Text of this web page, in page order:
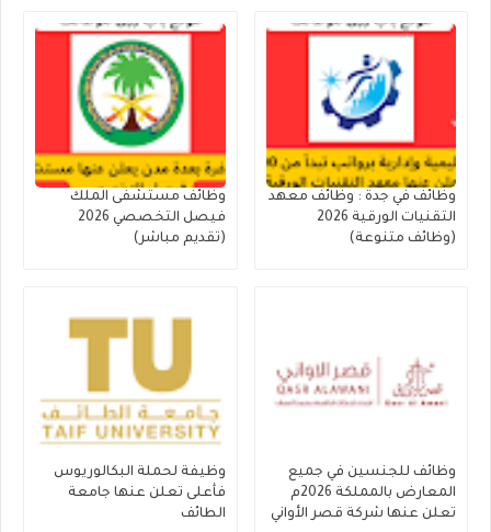
وظائف في جدة : وظائف معهد
التقنيات الورقية 2026
(وظائف متنوعة)
وظائف مستشفى الملك
فيصل التخصصي 2026
(تقديم مباشر)
وظائف للجنسين في جميع
المعارض بالمملكة 2026م
تعلن عنها شركة قصر الأواني
وظيفة لحملة البكالوريوس
فأعلى تعلن عنها جامعة
الطائف